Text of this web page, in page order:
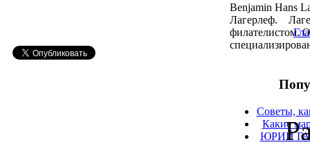
Benjamin Hans
Лагерлеф.
филателистом.
Советы,
Какие
ЮРИЙ